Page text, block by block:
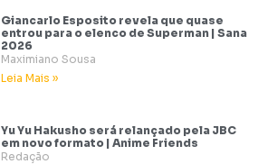
Giancarlo Esposito revela que quase
entrou para o elenco de Superman | Sana
2026
Maximiano Sousa
Leia Mais »
Yu Yu Hakusho será relançado pela JBC
em novo formato | Anime Friends
Redação